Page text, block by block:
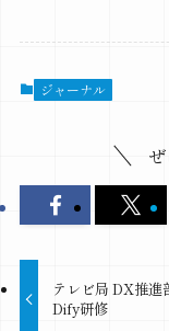
ジャーナル
テレビ局 DX推進
Dify研修